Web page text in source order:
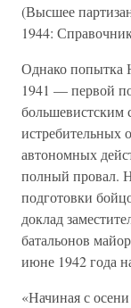
(Высшее
1944:
Однако попытка
1941 — первой
большевистским
истребительных
автономных
полный провал.
подготовки
доклад
батальонов
июне 1942 года
«Начиная с